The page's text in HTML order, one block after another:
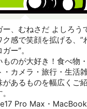
ー、むねさだ よしろう
ク感で笑顔を拡げる、”
ー”。
ものが大好き！食べ物
・カメラ・旅行・生活
があるものを幅広くご
Pro Max・MacBook